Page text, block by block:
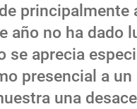
principalmente
año no ha dado
se aprecia
presencial a un
una